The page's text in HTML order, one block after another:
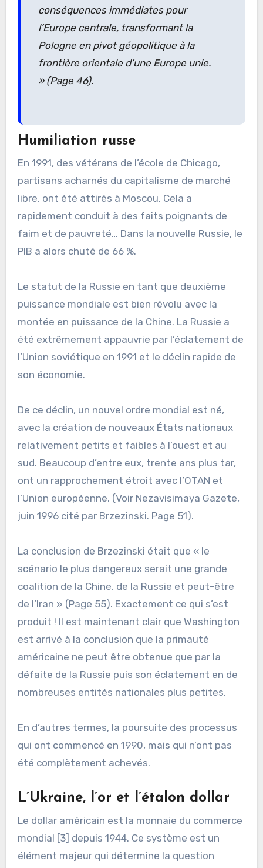
conséquences immédiates pour
l’Europe centrale, transformant la
Pologne en pivot géopolitique à la
frontière orientale d’une Europe unie.
» (Page 46).
Humiliation russe
En 1991, des vétérans de l’école de Chicago,
partisans acharnés du capitalisme de marché
libre, ont été attirés à Moscou. Cela a
rapidement conduit à des faits poignants de
faim et de pauvreté… Dans la nouvelle Russie, le
PIB a alors chuté de 66 %.
Le statut de la Russie en tant que deuxième
puissance mondiale est bien révolu avec la
montée en puissance de la Chine. La Russie a
été extrêmement appauvrie par l’éclatement de
l’Union soviétique en 1991 et le déclin rapide de
son économie.
De ce déclin, un nouvel ordre mondial est né,
avec la création de nouveaux États nationaux
relativement petits et faibles à l’ouest et au
sud. Beaucoup d’entre eux, trente ans plus tar,
ont un rapprochement étroit avec l’OTAN et
l’Union européenne. (Voir Nezavisimaya Gazete,
juin 1996 cité par Brzezinski. Page 51).
La conclusion de Brzezinski était que « le
scénario le plus dangereux serait une grande
coalition de la Chine, de la Russie et peut-être
de l’Iran » (Page 55). Exactement ce qui s’est
produit ! Il est maintenant clair que Washington
est arrivé à la conclusion que la primauté
américaine ne peut être obtenue que par la
défaite de la Russie puis son éclatement en de
nombreuses entités nationales plus petites.
En d’autres termes, la poursuite des processus
qui ont commencé en 1990, mais qui n’ont pas
été complètement achevés.
L’Ukraine, l’or et l’étalon dollar
Le dollar américain est la monnaie du commerce
mondial [3] depuis 1944. Ce système est un
élément majeur qui détermine la question